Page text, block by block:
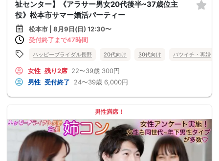
祉センター】《アラサー男女20代後半~37歳位主
役》松本市サマー婚活パーティー
松本市 | 8月9日(日) 12:30〜
受付終了まで47時間
ハッピーブライダル長野 20代向け 30代向け バツイチ・再婚
女性 残り2席 22〜39歳 300円
男性 受付終了 24〜39歳 6,000円
男性満席！